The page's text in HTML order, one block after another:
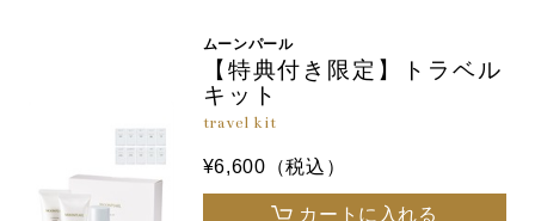
ムーンパール
【特典付き限定】トラベル
キット
travel kit
¥6,600（税込）
カートに入れる